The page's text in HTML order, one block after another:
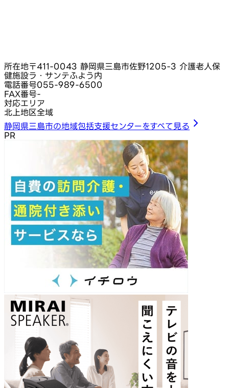
所在地〒411-0043 静岡県三島市佐野1205-3 介護老人保
健施設ラ・サンテふよう内
電話番号055-989-6500
FAX番号-
対応エリア
北上地区全域
静岡県三島市の地域包括支援センターをすべて見る
PR